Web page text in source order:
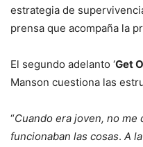
estrategia de
prensa que acompaña la
El segundo adelanto ‘Get
Manson cuestiona las
“Cuando era joven, no me
funcionaban las cosas. A